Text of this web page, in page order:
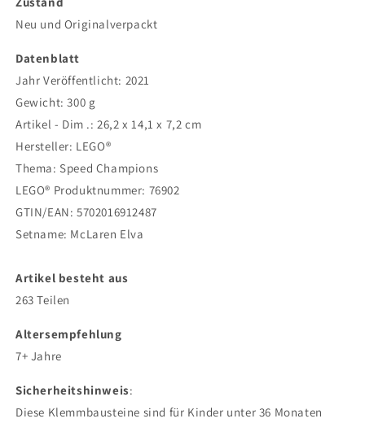
Neu und Originalverpackt
Datenblatt
Jahr Veröffentlicht: 2021
Gewicht:300 g
Artikel - Dim .: 26,2 x 14,1 x 7,2 cm
Hersteller: LEGO®
Thema: Speed Champions
LEGO® Produktnummer: 76902
GTIN/EAN: 5702016912487
Setname: McLaren Elva
Artikel besteht aus
263 Teilen
Altersempfehlung
7+ Jahre
Sicherheitshinweis:
Diese Klemmbausteine sind für Kinder unter 36 Monaten